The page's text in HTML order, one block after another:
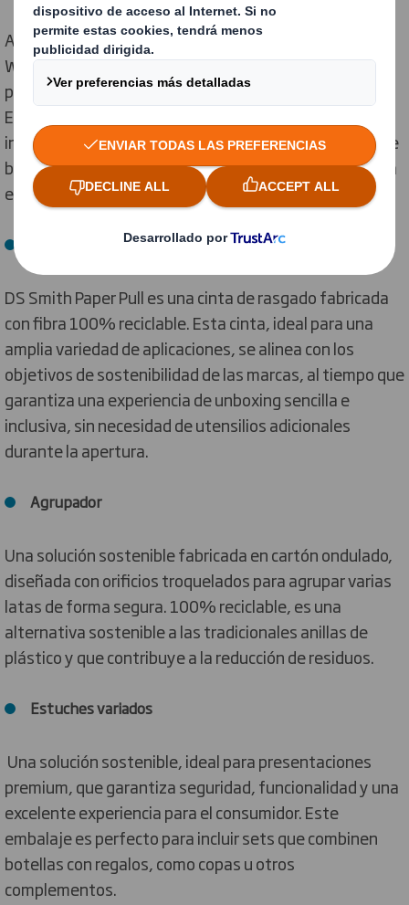
Aplicamos la tecnología Arcwise a DS Smith Round
Wrap - embalaje agrupador de bebidas - para crear un
packaging de cartón ondulado con esquinas curvas.
Esta solución se posiciona como una alternativa
innovadora y sostenible al empaquetado tradicional de
bricks y botellas con film retráctil, ofreciendo eficiencia
e impacto visual.
DS Smith Paper Pull
DS Smith Paper Pull es una cinta de rasgado fabricada
con fibra 100% reciclable. Esta cinta, ideal para una
amplia variedad de aplicaciones, se alinea con los
objetivos de sostenibilidad de las marcas, al tiempo que
garantiza una experiencia de unboxing sencilla e
inclusiva, sin necesidad de utensilios adicionales
durante la apertura.
Agrupador
Una solución sostenible fabricada en cartón ondulado,
diseñada con orificios troquelados para agrupar varias
latas de forma segura. 100% reciclable, es una
alternativa sostenible a las tradicionales anillas de
plástico y que contribuye a la reducción de residuos.
Estuches variados
Una solución sostenible, ideal para presentaciones
premium, que garantiza seguridad, funcionalidad y una
excelente experiencia para el consumidor. Este
embalaje es perfecto para incluir sets que combinen
botellas con regalos, como copas u otros
complementos.